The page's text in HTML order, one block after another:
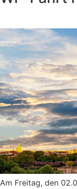
Am Freitag, den